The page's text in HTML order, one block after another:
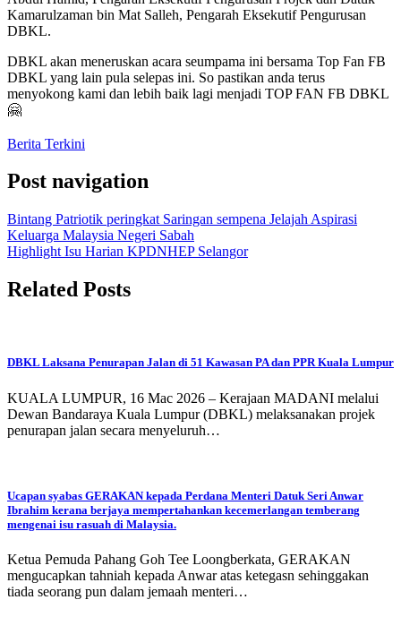
Kamarulzaman bin Mat Salleh, Pengarah Eksekutif Pengurusan
DBKL.
DBKL akan meneruskan acara seumpama ini bersama Top Fan FB
DBKL yang lain pula selepas ini. So pastikan anda terus
menyokong kami dan lebih baik lagi menjadi TOP FAN FB DBKL
🤗
Berita Terkini
Post navigation
Bintang Patriotik peringkat Saringan sempena Jelajah Aspirasi
Keluarga Malaysia Negeri Sabah
Highlight Isu Harian KPDNHEP Selangor
Related Posts
DBKL Laksana Penurapan Jalan di 51 Kawasan PA dan PPR Kuala Lumpur
KUALA LUMPUR, 16 Mac 2026 – Kerajaan MADANI melalui
Dewan Bandaraya Kuala Lumpur (DBKL) melaksanakan projek
penurapan jalan secara menyeluruh…
Ucapan syabas GERAKAN kepada Perdana Menteri Datuk Seri Anwar
Ibrahim kerana berjaya mempertahankan kecemerlangan temberang
mengenai isu rasuah di Malaysia.
Ketua Pemuda Pahang Goh Tee Loongberkata, GERAKAN
mengucapkan tahniah kepada Anwar atas ketegasn sehinggakan
tiada seorang pun dalam jemaah menteri…